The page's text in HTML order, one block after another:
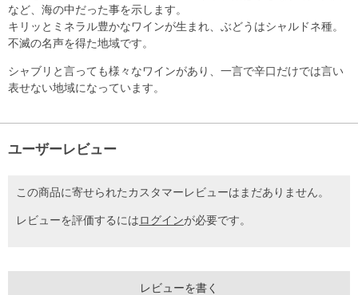
など、海の中だった事を示します。
キリッとミネラル豊かなワインが生まれ、ぶどうはシャルドネ種。
不滅の名声を得た地域です。
シャブリと言っても様々なワインがあり、一言で辛口だけでは言い
表せない地域になっています。
ユーザーレビュー
この商品に寄せられたカスタマーレビューはまだありません。
レビューを評価するにはログインが必要です。
レビューを書く